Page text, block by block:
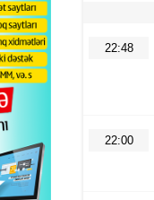
22:48
22:00